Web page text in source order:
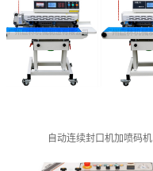
自动连续封口机加喷码机